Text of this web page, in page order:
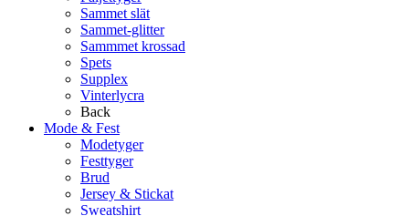
Sammet slät
Sammet-glitter
Sammmet krossad
Spets
Supplex
Vinterlycra
Back
Mode & Fest
Modetyger
Festtyger
Brud
Jersey & Stickat
Sweatshirt